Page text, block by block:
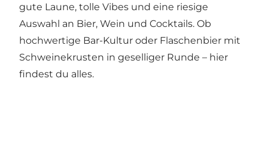
gute Laune, tolle Vibes und eine riesige
Auswahl an Bier, Wein und Cocktails. Ob
hochwertige Bar-Kultur oder Flaschenbier mit
Schweinekrusten in geselliger Runde – hier
findest du alles.